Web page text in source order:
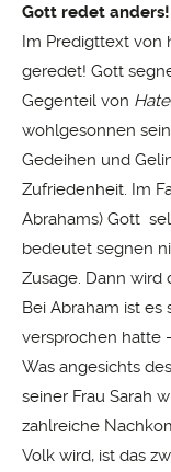
Gott redet anders!
Im Predigttext von
geredet! Gott
Gegenteil von
wohlgesonnen
Gedeihen und
Zufriedenheit. Im
Abrahams) Gott
bedeutet segnen
Zusage. Dann wird
Bei Abraham ist es
versprochen hatte
Was angesichts
seiner Frau Sarah
zahlreiche
Volk wird, ist das